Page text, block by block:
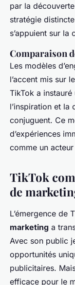
par la
stratégie
s’appuient sur la
Comparaison
Les modèles
l’accent mis sur
TikTok a
l’inspiration et la
conjuguent. Ce
d’expériences
comme un
TikTok
de
L’émergence de
marketing a
Avec son public
opportunités
publicitaires.
efficace pour le